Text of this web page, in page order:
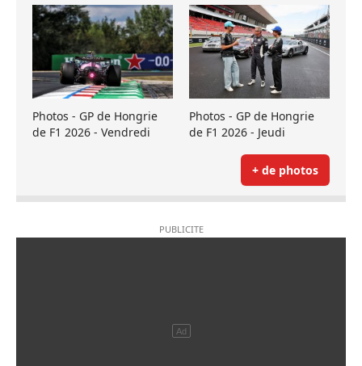
Photos - GP de Hongrie
de F1 2026 - Vendredi
Photos - GP de Hongrie
de F1 2026 - Jeudi
+ de photos